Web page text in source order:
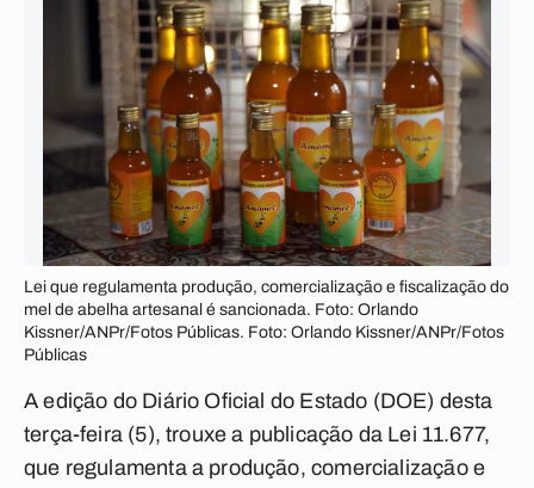
Lei que regulamenta produção, comercialização e fiscalização do
mel de abelha artesanal é sancionada. Foto: Orlando
Kissner/ANPr/Fotos Públicas. Foto: Orlando Kissner/ANPr/Fotos
Públicas
A edição do Diário Oficial do Estado (DOE) desta
terça-feira (5), trouxe a publicação da Lei 11.677,
que regulamenta a produção, comercialização e